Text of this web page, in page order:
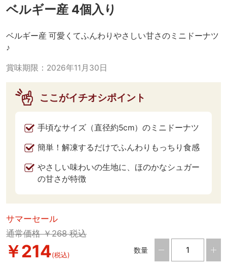
ベルギー産 4個入り
ベルギー産 可愛くてふんわりやさしい甘さのミニドーナツ
♪
賞味期限： 2026年11月30日
ここがイチオシポイント
手頃なサイズ（直径約5cm）のミニドーナツ
簡単！解凍するだけでふんわりもっちり食感
やさしい味わいの生地に、ほのかなシュガー
の甘さが特徴
サマーセール
通常価格 ￥268 税込
￥214(税込)
数量